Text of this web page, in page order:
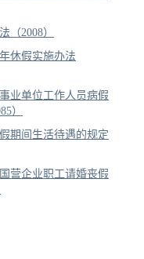
（2008）
休假实施办法
业单位工作人员病假
）
期间生活待遇的规定
营企业职工请婚丧假